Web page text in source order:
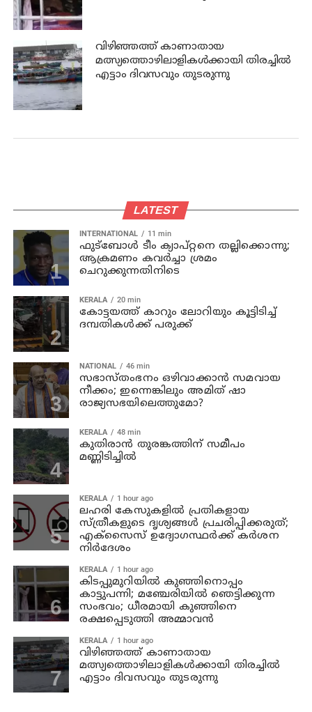
വിഴിഞ്ഞത്ത് കാണാതായ
മത്സ്യത്തൊഴിലാളികൾക്കായി തിരച്ചിൽ
എട്ടാം ദിവസവും തുടരുന്നു
LATEST
INTERNATIONAL 11 min
ഫുട്ബോൾ ടീം ക്യാപ്റ്റനെ തല്ലിക്കൊന്നു;
ആക്രമണം കവർച്ചാ ശ്രമം
ചെറുക്കുന്നതിനിടെ
KERALA 20 min
കോട്ടയത്ത് കാറും ലോറിയും കൂട്ടിടിച്ച്
ദമ്പതികള്‍ക്ക് പരുക്ക്
NATIONAL 46 min
സഭാസ്തംഭനം ഒഴിവാക്കാൻ സമവായ
നീക്കം; ഇന്നെങ്കിലും അമിത് ഷാ
രാജ്യസഭയിലെത്തുമോ?
KERALA 48 min
കുതിരാൻ തുരങ്കത്തിന് സമീപം
മണ്ണിടിച്ചിൽ
KERALA 1 hour ago
ലഹരി കേസുകളിൽ പ്രതികളായ
സ്ത്രീകളുടെ ദൃശ്യങ്ങൾ പ്രചരിപ്പിക്കരുത്;
എക്സൈസ് ഉദ്യോഗസ്ഥർക്ക് കർശന
നിർദേശം
KERALA 1 hour ago
കിടപ്പുമുറിയിൽ കുഞ്ഞിനൊപ്പം
കാട്ടുപന്നി; മഞ്ചേരിയിൽ ഞെട്ടിക്കുന്ന
സംഭവം; ധീരമായി കുഞ്ഞിനെ
രക്ഷപ്പെടുത്തി അമ്മാവൻ
KERALA 1 hour ago
വിഴിഞ്ഞത്ത് കാണാതായ
മത്സ്യത്തൊഴിലാളികൾക്കായി തിരച്ചിൽ
എട്ടാം ദിവസവും തുടരുന്നു